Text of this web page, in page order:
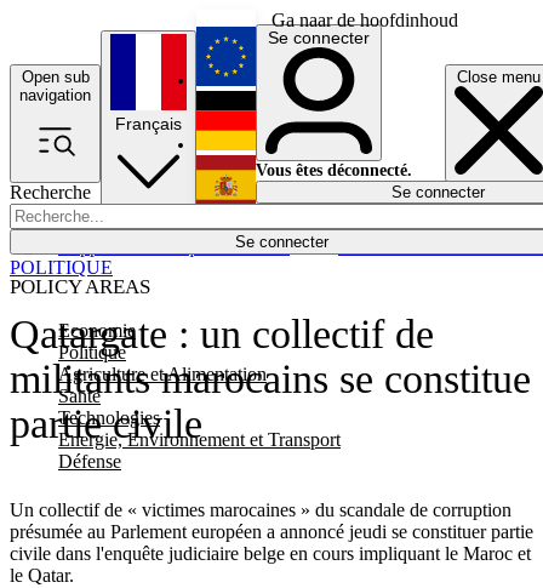
Ga naar de hoofdinhoud
Open sub
navigation
Close menu
Recherche
Se connecter
POLICY AREAS
Economie
Politique
Agriculture et Alimentation
Santé
Technologies
Energie, Environnement et Transport
Défense
Économie
Français
English
Deutsch
Español
Se connecter
Vous êtes déconnecté.
Se connecter
Qatargate : un collectif de
militants marocains se constitue
partie civile
Un collectif de « victimes marocaines » du scandale de corruption
présumée au Parlement européen a annoncé jeudi se constituer partie
civile dans l'enquête judiciaire belge en cours impliquant le Maroc et
le Qatar.
POLITIQUE